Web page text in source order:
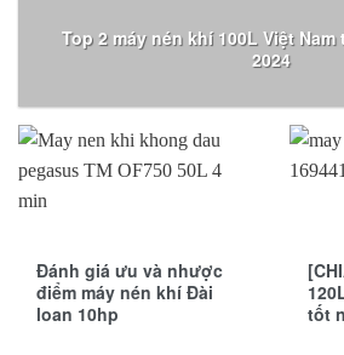
Top 2 máy nén khí 100L Việt
2024
Đánh giá ưu và nhược
điểm máy nén khí Đài
loan 10hp
tốt